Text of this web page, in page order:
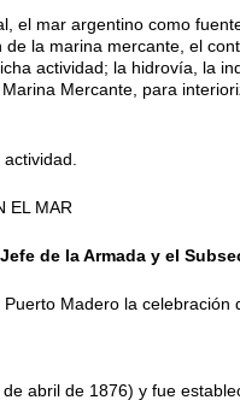
el mar argentino como
la marina mercante, el
actividad; la hidrovía, la
Mercante, para
EL MAR
de la Armada y el
Madero la celebración
de abril de 1876) y fue